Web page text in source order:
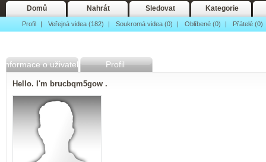
Domů Nahrát Sledovat Kategorie
Profil | Veřejná videa (182) | Soukromá videa (0) | Oblíbené (0) | Přátelé (0)
Informace o uživateli Profil
Hello. I'm brucbqm5gow .